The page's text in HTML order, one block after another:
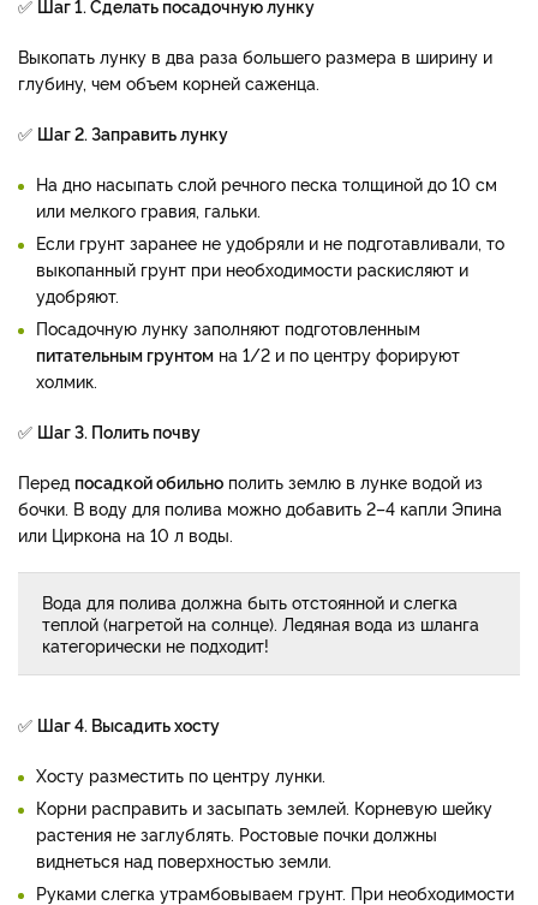
✅ Шаг 1. Сделать посадочную лунку
Выкопать лунку в два раза большего размера в ширину и
глубину, чем объем корней саженца.
✅ Шаг 2. Заправить лунку
На дно насыпать слой речного песка толщиной до 10 см
или мелкого гравия, гальки.
Если грунт заранее не удобряли и не подготавливали, то
выкопанный грунт при необходимости раскисляют и
удобряют.
Посадочную лунку заполняют подготовленным
питательным грунтом на 1/2 и по центру форируют
холмик.
✅ Шаг 3. Полить почву
Перед посадкой обильно полить землю в лунке водой из
бочки. В воду для полива можно добавить 2–4 капли Эпина
или Циркона на 10 л воды.
Вода для полива должна быть отстоянной и слегка
теплой (нагретой на солнце). Ледяная вода из шланга
категорически не подходит!
✅ Шаг 4. Высадить хосту
Хосту разместить по центру лунки.
Корни расправить и засыпать землей. Корневую шейку
растения не заглублять. Ростовые почки должны
виднеться над поверхностью земли.
Руками слегка утрамбовываем грунт. При необходимости